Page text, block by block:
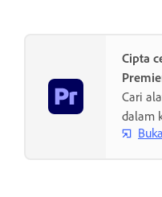
Cipta
Cari
dalam